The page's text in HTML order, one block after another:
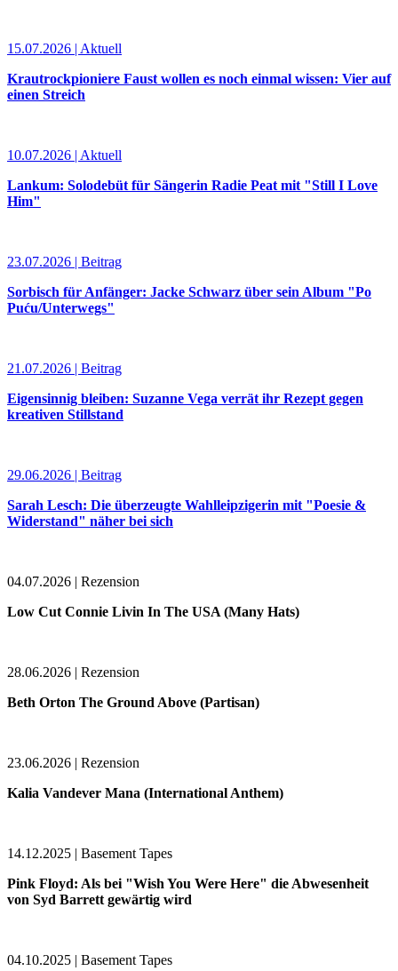
15.07.2026 | Aktuell
Krautrockpioniere Faust wollen es noch einmal wissen: Vier auf
einen Streich
10.07.2026 | Aktuell
Lankum: Solodebüt für Sängerin Radie Peat mit "Still I Love
Him"
23.07.2026 | Beitrag
Sorbisch für Anfänger: Jacke Schwarz über sein Album "Po
Puću/Unterwegs"
21.07.2026 | Beitrag
Eigensinnig bleiben: Suzanne Vega verrät ihr Rezept gegen
kreativen Stillstand
29.06.2026 | Beitrag
Sarah Lesch: Die überzeugte Wahlleipzigerin mit "Poesie &
Widerstand" näher bei sich
04.07.2026 | Rezension
Low Cut Connie Livin In The USA (Many Hats)
28.06.2026 | Rezension
Beth Orton The Ground Above (Partisan)
23.06.2026 | Rezension
Kalia Vandever Mana (International Anthem)
14.12.2025 | Basement Tapes
Pink Floyd: Als bei "Wish You Were Here" die Abwesenheit
von Syd Barrett gewärtig wird
04.10.2025 | Basement Tapes